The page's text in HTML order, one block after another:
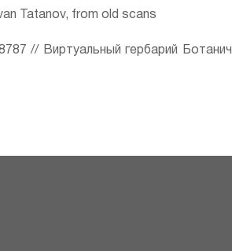
Tatanov, from old scans
// Виртуальный гербарий